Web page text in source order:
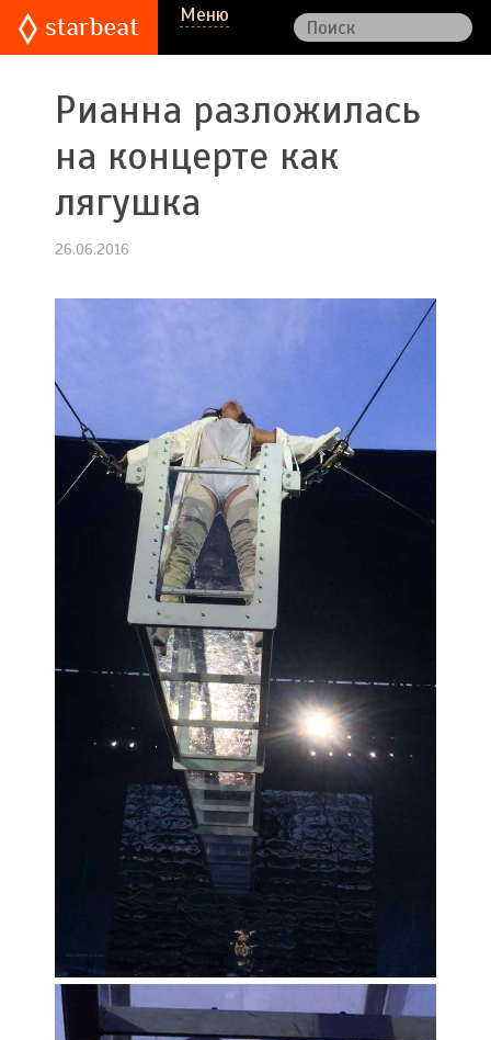
Меню
Рианна разложилась
на концерте как
лягушка
26.06.2016